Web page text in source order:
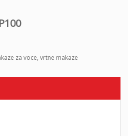
za voce, vrtne makaze